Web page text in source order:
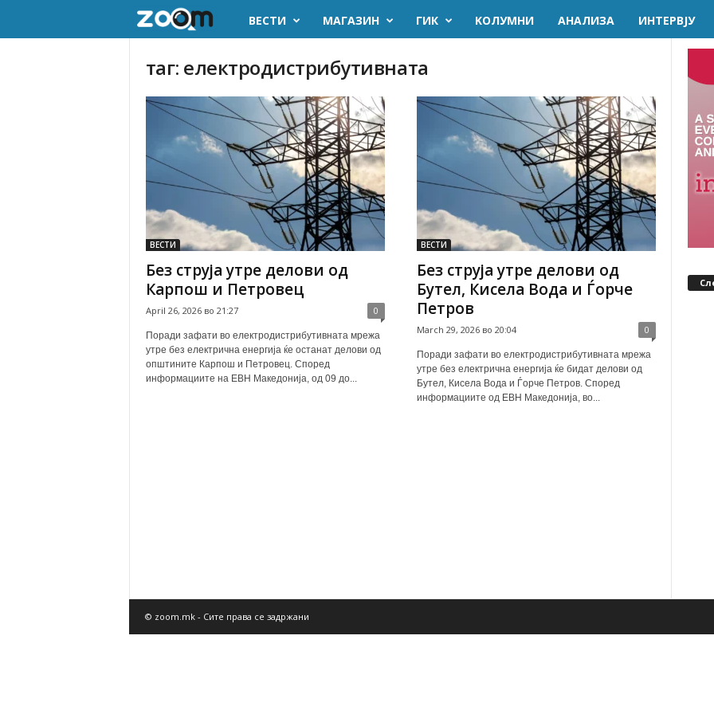
m
m
k
ВЕСТИ МАГАЗИН ГИК KОЛУМНИ AНАЛИЗА ИНТЕРВЈУ
таг: електродистрибутивната
ВЕСТИ
Без струја утре делови од
Карпош и Петровец
April 26, 2026 во 21:27 0
Поради зафати во електродистрибутивната мрежа
утре без електрична енергија ќе останат делови од
општините Карпош и Петровец. Според
информациите на ЕВН Македонија, од 09 до...
ВЕСТИ
Без струја утре делови од
Бутел, Кисела Вода и Ѓорче
Петров
March 29, 2026 во 20:04 0
Поради зафати во електродистрибутивната мрежа
утре без електрична енергија ќе бидат делови од
Бутел, Кисела Вода и Ѓорче Петров. Според
информациите од ЕВН Македонија, во...
© zoom.mk - Сите права се задржани